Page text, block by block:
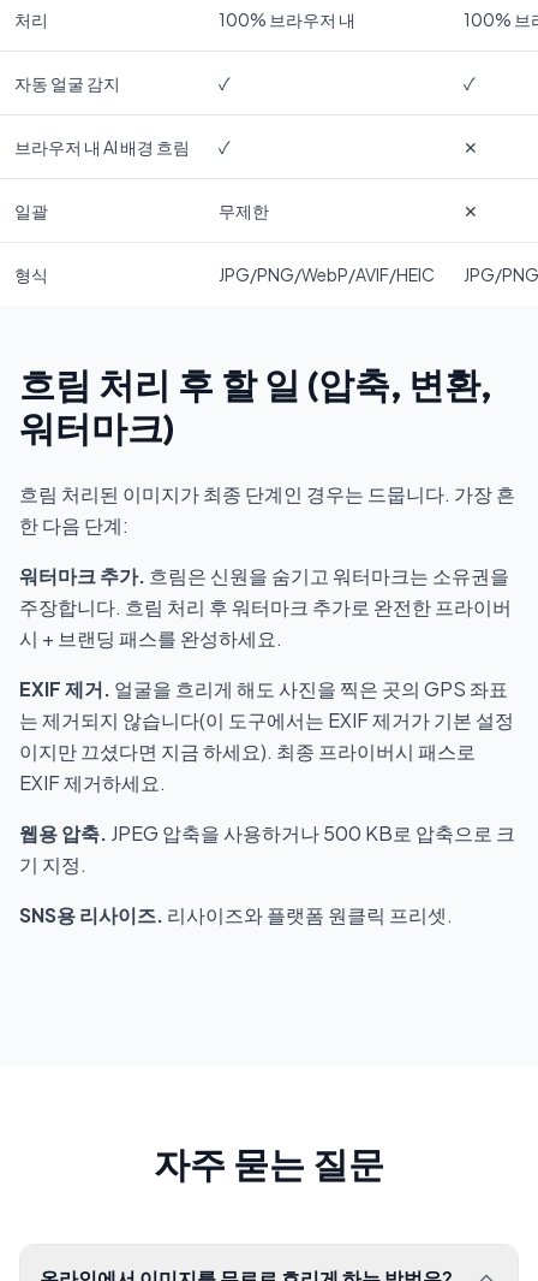
처리 100% 브라우저 내 100% 브
자동 얼굴 감지 ✓ ✓
브라우저 내 AI 배경 흐림 ✓ ✕
일괄 무제한 ✕
형식 JPG/PNG/WebP/AVIF/HEIC JPG/PNG
흐림 처리 후 할 일 (압축, 변환,
워터마크)
흐림 처리된 이미지가 최종 단계인 경우는 드뭅니다. 가장 흔
한 다음 단계:
워터마크 추가. 흐림은 신원을 숨기고 워터마크는 소유권을
주장합니다. 흐림 처리 후워터마크 추가로 완전한 프라이버
시 + 브랜딩 패스를 완성하세요.
EXIF 제거. 얼굴을 흐리게 해도 사진을 찍은 곳의 GPS 좌표
는 제거되지 않습니다(이 도구에서는 EXIF 제거가 기본 설정
이지만 끄셨다면 지금 하세요). 최종 프라이버시 패스로
EXIF 제거하세요.
웹용 압축. JPEG 압축을 사용하거나500 KB로 압축으로 크
기 지정.
SNS용 리사이즈. 리사이즈와 플랫폼 원클릭 프리셋.
자주 묻는 질문